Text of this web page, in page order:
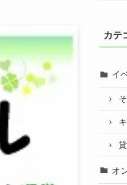
カテ
イ
オ